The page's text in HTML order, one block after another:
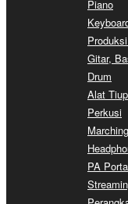
Piano
Gitar,
Drum
Alat Tiup
Perkusi
PA